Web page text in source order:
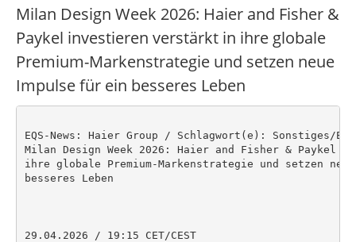
Milan Design Week 2026: Haier and Fisher &
Paykel investieren verstärkt in ihre globale
Premium-Markenstrategie und setzen neue
Impulse für ein besseres Leben
EQS-News: Haier Group / Schlagwort(e): Sonstiges/
Milan Design Week 2026: Haier and Fisher & Paykel
ihre globale Premium-Markenstrategie und setzen
besseres Leben
29.04.2026 / 19:15 CET/CEST